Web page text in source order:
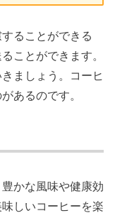
ることができる
ことができます。
ましょう。コーヒ
あるのです。
かな風味や健康効
しいコーヒーを楽